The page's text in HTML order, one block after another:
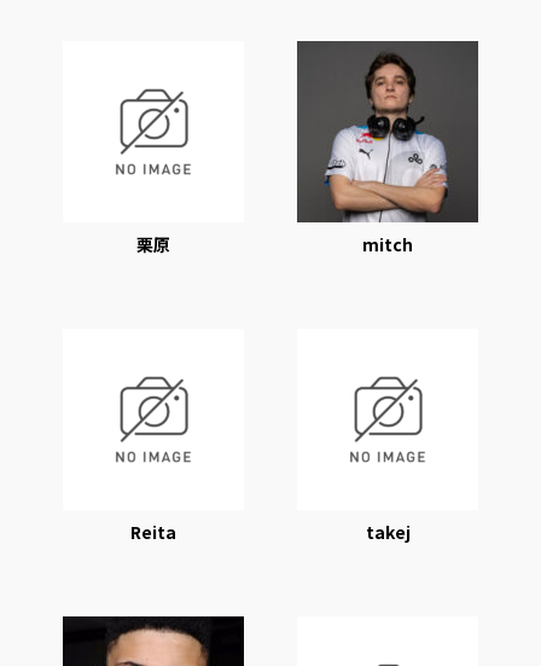
栗原 mitch
Reita takej